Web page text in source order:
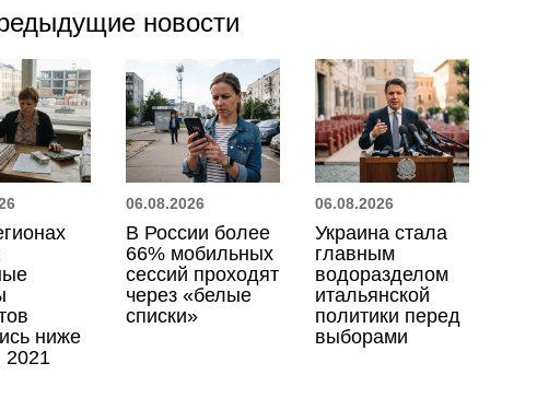
новости
ниже
2021
06.08.2026
В России более
66% мобильных
сессий проходят
через «белые
списки»
06.08.2026
Украина стала
главным
водоразделом
итальянской
политики перед
выборами